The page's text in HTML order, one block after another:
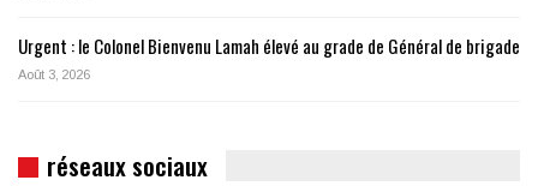
Urgent : le Colonel Bienvenu Lamah élevé au grade de Général de brigade
Août 3, 2026
réseaux sociaux